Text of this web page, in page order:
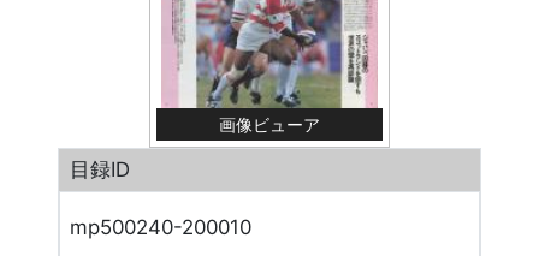
画像ビューア
目録ID
mp500240-200010